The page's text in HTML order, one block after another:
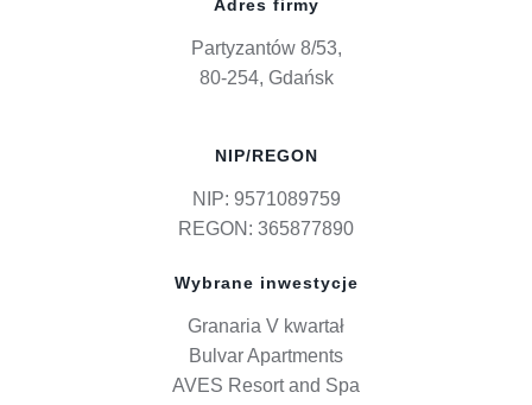
Adres firmy
Partyzantów 8/53,
80-254, Gdańsk
NIP/REGON
NIP: 9571089759
REGON: 365877890
Wybrane inwestycje
Granaria V kwartał
Bulvar Apartments
AVES Resort and Spa